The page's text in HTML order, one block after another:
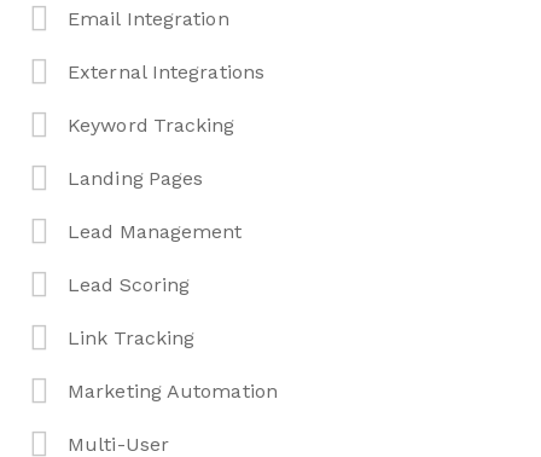
Email Integration
External Integrations
Keyword Tracking
Landing Pages
Lead Management
Lead Scoring
Link Tracking
Marketing Automation
Multi-User